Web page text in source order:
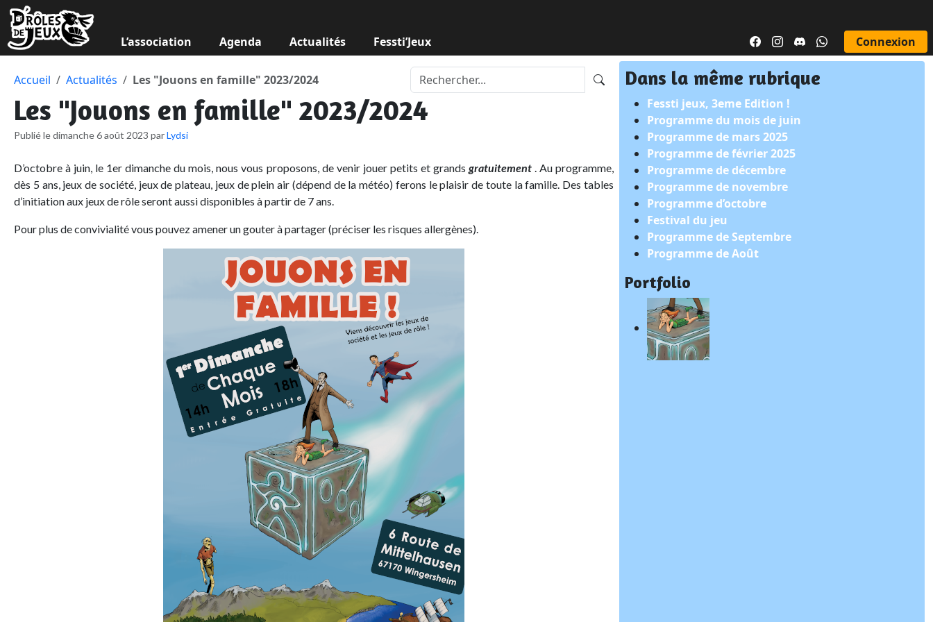
L’association Agenda Actualités Fessti’Jeux Connexion
Accueil Actualités Les "Jouons en famille" 2023/2024
Les "Jouons en famille" 2023/2024
Publié le dimanche 6 août 2023 parLydsi
D’octobre à juin, le 1er dimanche du mois, nous vous proposons, de venir jouer petits et grands gratuitement . Au programme,
dès 5 ans, jeux de société, jeux de plateau, jeux de plein air (dépend de la météo) ferons le plaisir de toute la famille. Des tables
d’initiation aux jeux de rôle seront aussi disponibles à partir de 7 ans.
Pour plus de convivialité vous pouvez amener un gouter à partager (préciser les risques allergènes).
Dans la même rubrique
Fessti jeux, 3eme Edition !
Programme du mois de juin
Programme de mars 2025
Programme de février 2025
Programme de décembre
Programme de novembre
Programme d’octobre
Festival du jeu
Programme de Septembre
Programme de Août
Portfolio